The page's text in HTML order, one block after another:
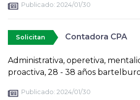
Publicado: 2024/01/30
Solicitan Contadora CPA
Administrativa, operetiva,
proactiva, 28 - 38 años
Publicado: 2024/01/30